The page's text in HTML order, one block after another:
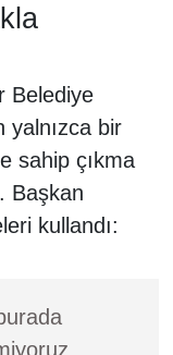
Belediye
yalnızca bir
sahip çıkma
Başkan
kullandı: